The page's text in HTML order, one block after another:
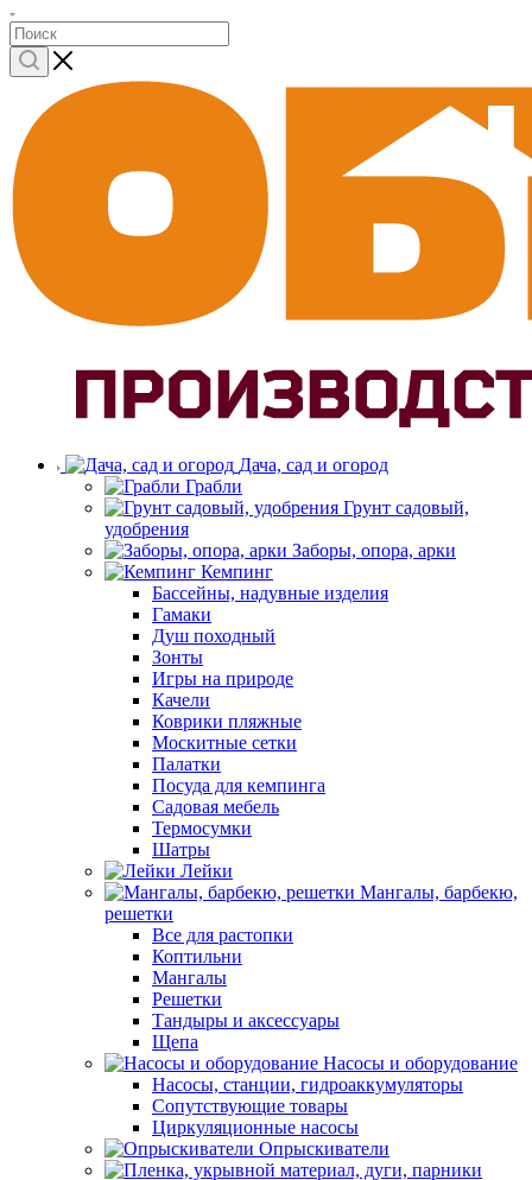
Дача, сад и огород
Грабли
Грунт садовый,
удобрения
Заборы, опора, арки
Кемпинг
Бассейны, надувные изделия
Гамаки
Душ походный
Зонты
Игры на природе
Качели
Коврики пляжные
Москитные сетки
Палатки
Посуда для кемпинга
Садовая мебель
Термосумки
Шатры
Лейки
Мангалы, барбекю,
решетки
Все для растопки
Коптильни
Мангалы
Решетки
Тандыры и аксессуары
Щепа
Насосы и оборудование
Насосы, станции, гидроаккумуляторы
Сопутствующие товары
Циркуляционные насосы
Опрыскиватели